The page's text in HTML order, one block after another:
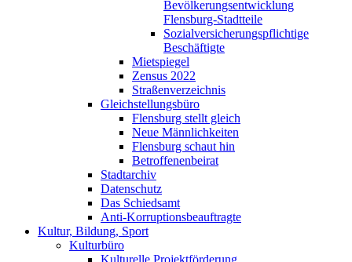
Bevölkerungsentwicklung
Flensburg-Stadtteile
Sozialversicherungspflichtige
Beschäftigte
Mietspiegel
Zensus 2022
Straßenverzeichnis
Gleichstellungsbüro
Flensburg stellt gleich
Neue Männlichkeiten
Flensburg schaut hin
Betroffenenbeirat
Stadtarchiv
Datenschutz
Das Schiedsamt
Anti-Korruptionsbeauftragte
Kultur, Bildung, Sport
Kulturbüro
Kulturelle Projektförderung